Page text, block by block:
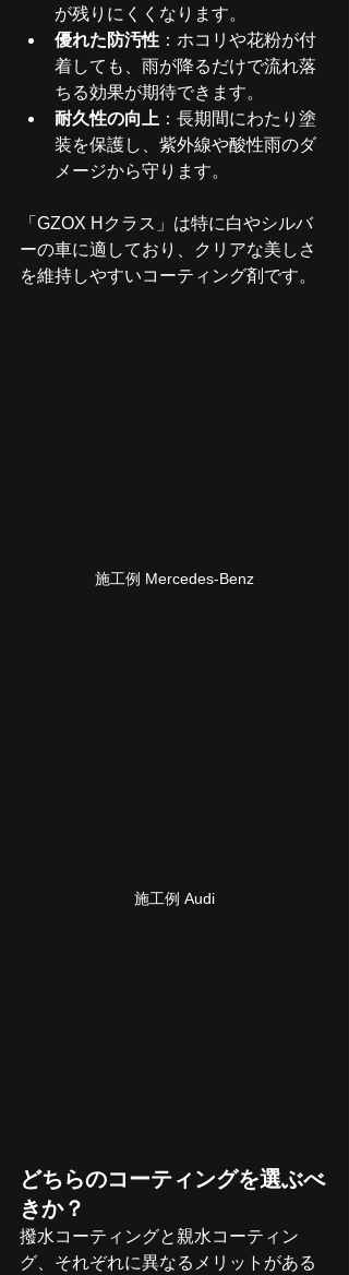
が残りにくくなります。
優れた防汚性 ：ホコリや花粉が付
着しても、雨が降るだけで流れ落
ちる効果が期待できます。
耐久性の向上 ：長期間にわたり塗
装を保護し、紫外線や酸性雨のダ
メージから守ります。
「GZOX Hクラス」は特に白やシルバ
ーの車に適しており、クリアな美しさ
を維持しやすいコーティング剤です。
施工例 Mercedes-Benz
施工例 Audi
どちらのコーティングを選ぶべ
きか？
撥水コーティングと親水コーティン
グ、それぞれに異なるメリットがある